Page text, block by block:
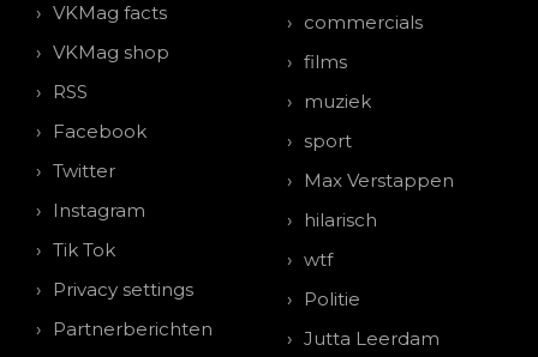
VKMag facts
VKMag shop
RSS
Facebook
Twitter
Instagram
Tik Tok
Privacy settings
Partnerberichten
commercials
films
muziek
sport
Max Verstappen
hilarisch
wtf
Politie
Jutta Leerdam